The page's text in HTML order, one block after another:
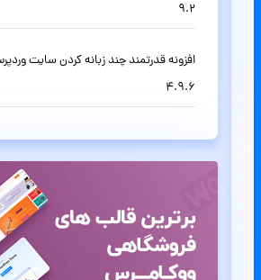
9.2
4.9.6